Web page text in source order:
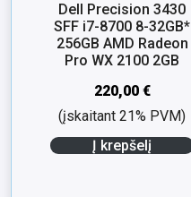
Dell Precision 3430
SFF i7-8700 8-32GB*
256GB AMD Radeon
Pro WX 2100 2GB
220,00 €
(įskaitant 21% PVM)
Į krepšelį